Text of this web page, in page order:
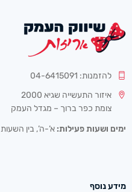
להזמנות: 04-6415091
איזור התעשייה שגיא 2000
צומת כפר ברוך – מגדל העמק
ימים ושעות פעילות: א’-ה’, בין השעות 08:30-16:30
מידע נוסף